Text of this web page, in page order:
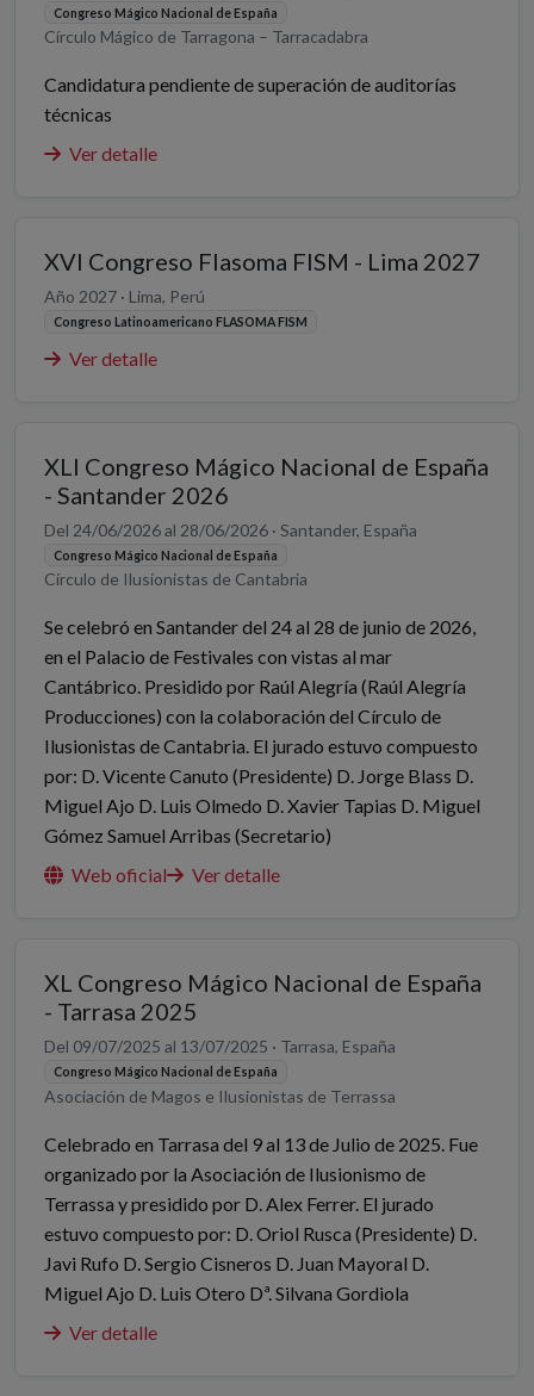
Congreso Mágico Nacional de España
Círculo Mágico de Tarragona – Tarracadabra
Candidatura pendiente de superación de auditorías
técnicas
Ver detalle
XVI Congreso Flasoma FISM - Lima 2027
Año 2027 · Lima, Perú
Congreso Latinoamericano FLASOMA FISM
Ver detalle
XLI Congreso Mágico Nacional de España
- Santander 2026
Del 24/06/2026 al 28/06/2026 · Santander, España
Congreso Mágico Nacional de España
Círculo de Ilusionistas de Cantabria
Se celebró en Santander del 24 al 28 de junio de 2026,
en el Palacio de Festivales con vistas al mar
Cantábrico. Presidido por Raúl Alegría (Raúl Alegría
Producciones) con la colaboración del Círculo de
Ilusionistas de Cantabria. El jurado estuvo compuesto
por: D. Vicente Canuto (Presidente) D. Jorge Blass D.
Miguel Ajo D. Luis Olmedo D. Xavier Tapias D. Miguel
Gómez Samuel Arribas (Secretario)
Web oficial
Ver detalle
XL Congreso Mágico Nacional de España
- Tarrasa 2025
Del 09/07/2025 al 13/07/2025 · Tarrasa, España
Congreso Mágico Nacional de España
Asociación de Magos e Ilusionistas de Terrassa
Celebrado en Tarrasa del 9 al 13 de Julio de 2025. Fue
organizado por la Asociación de Ilusionismo de
Terrassa y presidido por D. Alex Ferrer. El jurado
estuvo compuesto por: D. Oriol Rusca (Presidente) D.
Javi Rufo D. Sergio Cisneros D. Juan Mayoral D.
Miguel Ajo D. Luis Otero Dª. Silvana Gordiola
Ver detalle